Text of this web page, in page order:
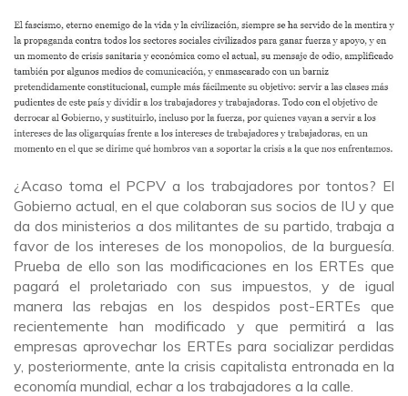
¿Acaso toma el PCPV a los trabajadores por tontos? El
Gobierno actual, en el que colaboran sus socios de IU y que
da dos ministerios a dos militantes de su partido, trabaja a
favor de los intereses de los monopolios, de la burguesía.
Prueba de ello son las modificaciones en los ERTEs que
pagará el proletariado con sus impuestos, y de igual
manera las rebajas en los despidos post-ERTEs que
recientemente han modificado y que permitirá a las
empresas aprovechar los ERTEs para socializar perdidas
y, posteriormente, ante la crisis capitalista entronada en la
economía mundial, echar a los trabajadores a la calle.